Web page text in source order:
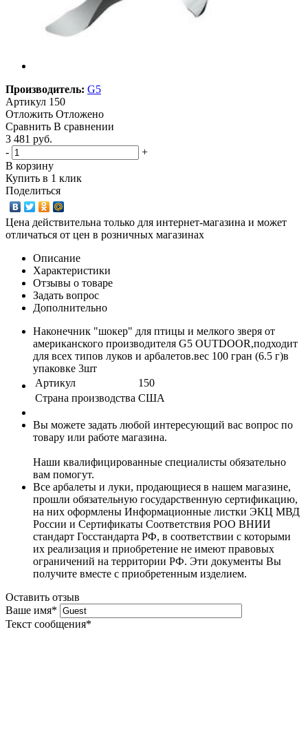
Производитель: G5
Артикул 150
Отложить Отложено
Сравнить В сравнении
3 481 руб.
-
+
В корзину
Купить в 1 клик
Поделиться
Цена действительна только для интернет-магазина и может
отличаться от цен в розничных магазинах
Описание
Характеристики
Отзывы о товаре
Задать вопрос
Дополнительно
Наконечник "шокер" для птицы и мелкого зверя от
американского производителя G5 OUTDOOR,подходит
для всех типов луков и арбалетов.вес 100 гран (6.5 г)в
упаковке 3шт
Артикул
150
Страна производства США
Вы можете задать любой интересующий вас вопрос по
товару или работе магазина.
Наши квалифицированные специалисты обязательно
вам помогут.
Все арбалеты и луки, продающиеся в нашем магазине,
прошли обязательную государственную сертификацию,
на них оформлены Информационные листки ЭКЦ МВД
России и Сертификаты Соответствия РОО ВНИИ
стандарт Госстандарта РФ, в соответствии с которыми
их реализация и приобретение не имеют правовых
ограничений на территории РФ. Эти документы Вы
получите вместе с приобретенным изделием.
Оставить отзыв
Ваше имя*
Текст сообщения*